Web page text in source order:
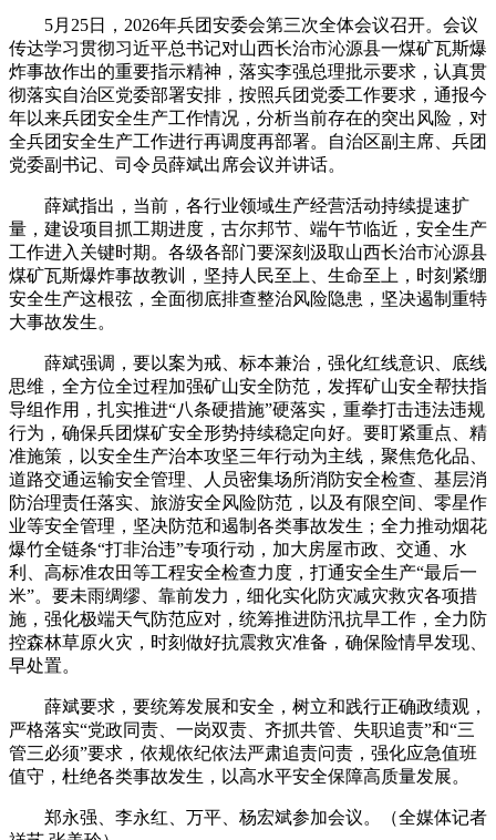
5月25日，2026年兵团安委会第三次全体会议召开。会议
传达学习贯彻习近平总书记对山西长治市沁源县一煤矿瓦斯爆
炸事故作出的重要指示精神，落实李强总理批示要求，认真贯
彻落实自治区党委部署安排，按照兵团党委工作要求，通报今
年以来兵团安全生产工作情况，分析当前存在的突出风险，对
全兵团安全生产工作进行再调度再部署。自治区副主席、兵团
党委副书记、司令员薛斌出席会议并讲话。
薛斌指出，当前，各行业领域生产经营活动持续提速扩
量，建设项目抓工期进度，古尔邦节、端午节临近，安全生产
工作进入关键时期。各级各部门要深刻汲取山西长治市沁源县
煤矿瓦斯爆炸事故教训，坚持人民至上、生命至上，时刻紧绷
安全生产这根弦，全面彻底排查整治风险隐患，坚决遏制重特
大事故发生。
薛斌强调，要以案为戒、标本兼治，强化红线意识、底线
思维，全方位全过程加强矿山安全防范，发挥矿山安全帮扶指
导组作用，扎实推进“八条硬措施”硬落实，重拳打击违法违规
行为，确保兵团煤矿安全形势持续稳定向好。要盯紧重点、精
准施策，以安全生产治本攻坚三年行动为主线，聚焦危化品、
道路交通运输安全管理、人员密集场所消防安全检查、基层消
防治理责任落实、旅游安全风险防范，以及有限空间、零星作
业等安全管理，坚决防范和遏制各类事故发生；全力推动烟花
爆竹全链条“打非治违”专项行动，加大房屋市政、交通、水
利、高标准农田等工程安全检查力度，打通安全生产“最后一
米”。要未雨绸缪、靠前发力，细化实化防灾减灾救灾各项措
施，强化极端天气防范应对，统筹推进防汛抗旱工作，全力防
控森林草原火灾，时刻做好抗震救灾准备，确保险情早发现、
早处置。
薛斌要求，要统筹发展和安全，树立和践行正确政绩观，
严格落实“党政同责、一岗双责、齐抓共管、失职追责”和“三
管三必须”要求，依规依纪依法严肃追责问责，强化应急值班
值守，杜绝各类事故发生，以高水平安全保障高质量发展。
郑永强、李永红、万平、杨宏斌参加会议。（全媒体记者